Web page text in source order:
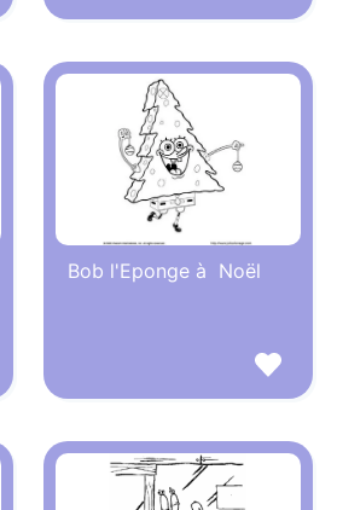
Bob l'Eponge à Noël